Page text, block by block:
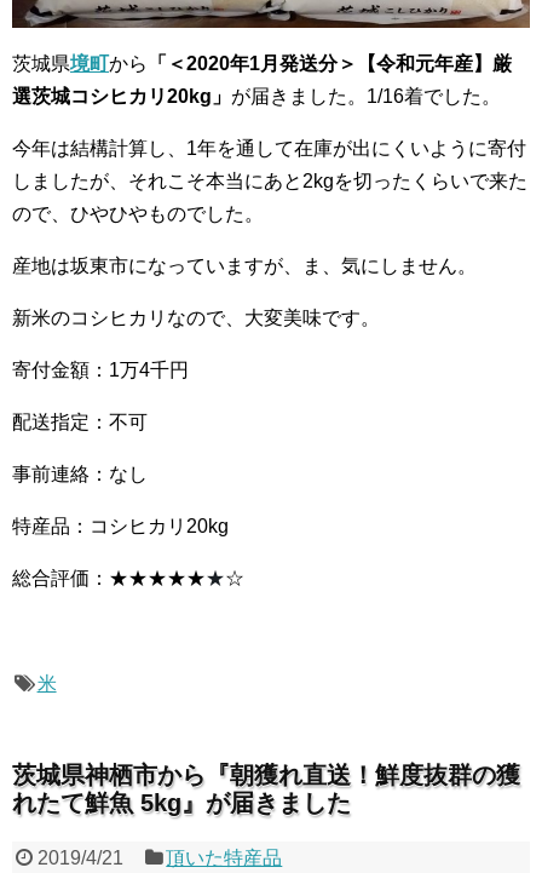
茨城県境町から
「＜2020年1月発送分＞【令和元年産】厳
選茨城コシヒカリ20kg」 が届きました。1/16着でした。
今年は結構計算し、1年を通して在庫が出にくいように寄付
しましたが、それこそ本当にあと2kgを切ったくらいで来た
ので、ひやひやものでした。
産地は坂東市になっていますが、ま、気にしません。
新米のコシヒカリなので、大変美味です。
寄付金額：1万4千円
配送指定：不可
事前連絡：なし
特産品：コシヒカリ20kg
総合評価：★★★★★★☆
米
茨城県神栖市から『朝獲れ直送！鮮度抜群の獲
れたて鮮魚 5kg』が届きました
2019/4/21 頂いた特産品